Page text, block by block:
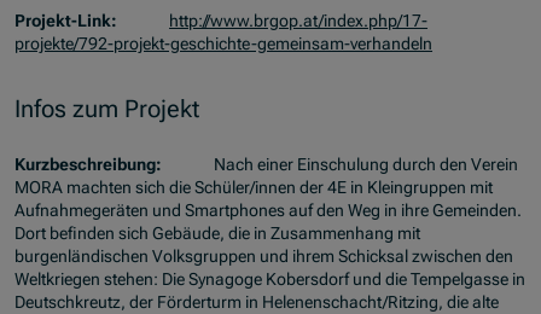
Projekt-Link:
http://www.brgop.at/index.php/17-
projekte/792-projekt-geschichte-gemeinsam-verhandeln
Infos zum Projekt
Kurzbeschreibung:
Nach einer Einschulung durch den Verein
MORA machten sich die Schüler/innen der 4E in Kleingruppen mit
Aufnahmegeräten und Smartphones auf den Weg in ihre Gemeinden.
Dort befinden sich Gebäude, die in Zusammenhang mit
burgenländischen Volksgruppen und ihrem Schicksal zwischen den
Weltkriegen stehen: Die Synagoge Kobersdorf und die Tempelgasse in
Deutschkreutz, der Förderturm in Helenenschacht/Ritzing, die alte